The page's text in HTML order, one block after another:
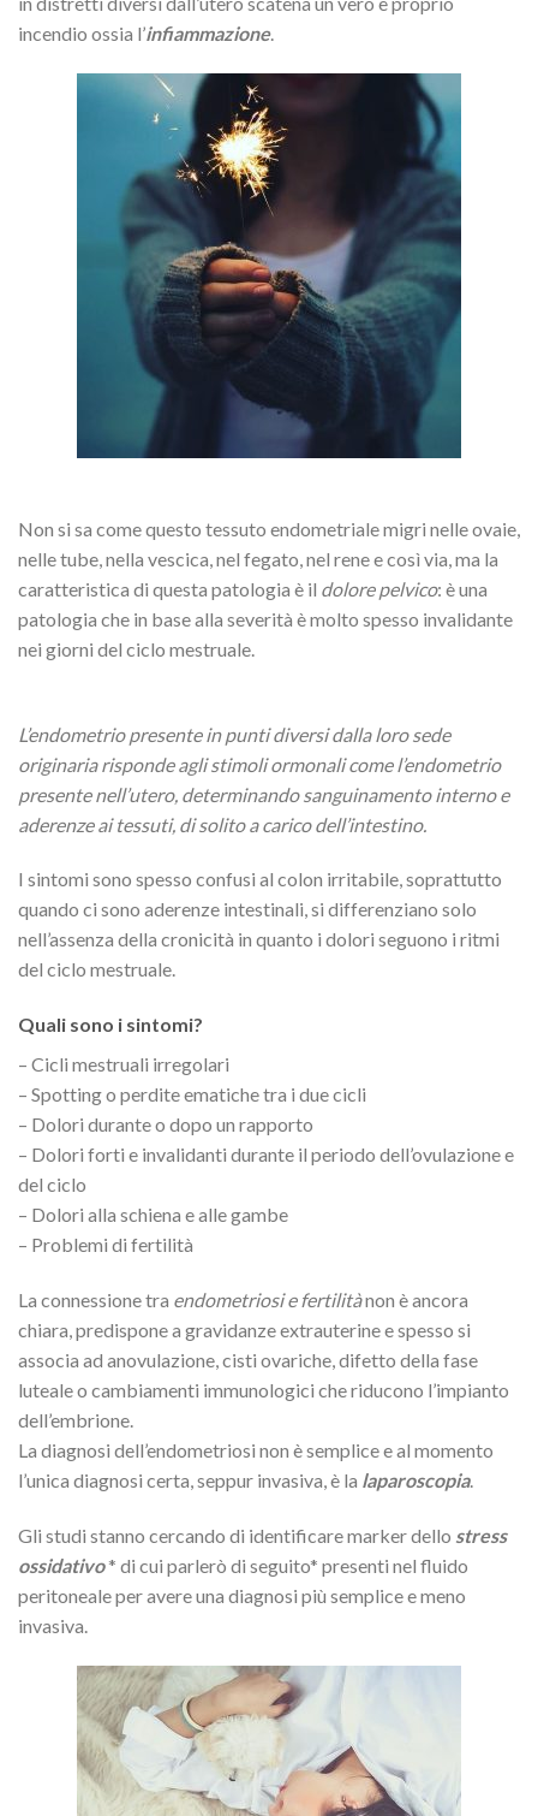
incendio ossia l’infiammazione.
Non si sa come questo tessuto endometriale migri nelle ovaie,
nelle tube, nella vescica, nel fegato, nel rene e così via, ma la
caratteristica di questa patologia è il dolore pelvico: è una
patologia che in base alla severità è molto spesso invalidante
nei giorni del ciclo mestruale.
L’endometrio presente in punti diversi dalla loro sede
originaria risponde agli stimoli ormonali come l’endometrio
presente nell’utero, determinando sanguinamento interno e
aderenze ai tessuti, di solito a carico dell’intestino.
I sintomi sono spesso confusi al colon irritabile, soprattutto
quando ci sono aderenze intestinali, si differenziano solo
nell’assenza della cronicità in quanto i dolori seguono i ritmi
del ciclo mestruale.
Quali sono i sintomi?
– Cicli mestruali irregolari
– Spotting o perdite ematiche tra i due cicli
– Dolori durante o dopo un rapporto
– Dolori forti e invalidanti durante il periodo dell’ovulazione e
del ciclo
– Dolori alla schiena e alle gambe
– Problemi di fertilità
La connessione tra endometriosi e fertilitànon è ancora
chiara, predispone a gravidanze extrauterine e spesso si
associa ad anovulazione, cisti ovariche, difetto della fase
luteale o cambiamenti immunologici che riducono l’impianto
dell’embrione.
La diagnosi dell’endometriosi non è semplice e al momento
l’unica diagnosi certa, seppur invasiva, è la laparoscopia.
Gli studi stanno cercando di identificare marker dello stress
ossidativo* di cui parlerò di seguito* presenti nel fluido
peritoneale per avere una diagnosi più semplice e meno
invasiva.